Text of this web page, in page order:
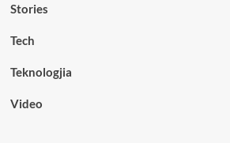
Stories
Tech
Teknologjia
Video